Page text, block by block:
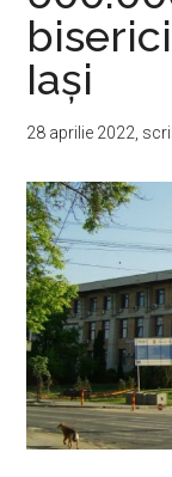
Iași
28 aprilie 2022 ,